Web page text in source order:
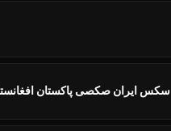
سکس ایران صکصی پاکستان